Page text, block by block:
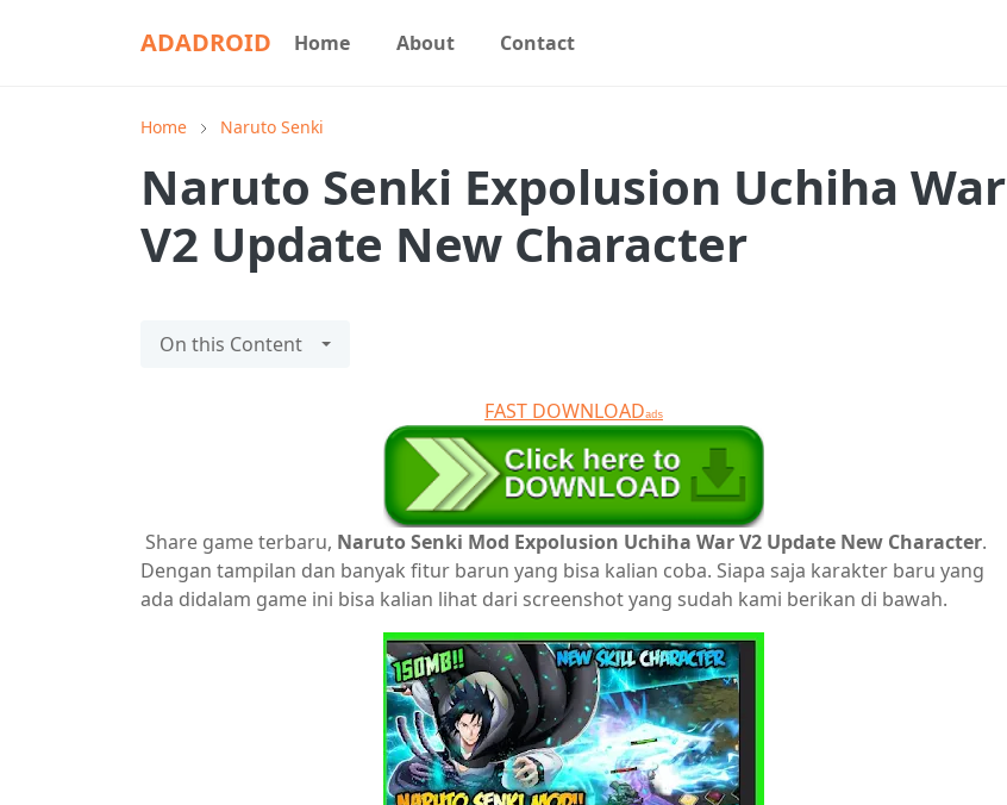
ADADROID Home About Contact
Home Naruto Senki
Naruto Senki Expolusion Uchiha War
V2 Update New Character
On this Content
FAST DOWNLOADads
Share game terbaru, Naruto Senki Mod Expolusion Uchiha War V2 Update New Character.
Dengan tampilan dan banyak fitur barun yang bisa kalian coba. Siapa saja karakter baru yang
ada didalam game ini bisa kalian lihat dari screenshot yang sudah kami berikan di bawah.